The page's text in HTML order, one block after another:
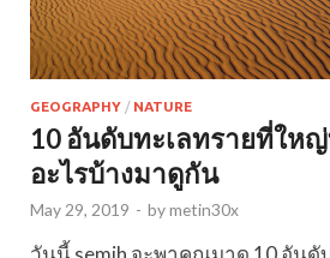
GEOGRAPHY / NATURE
10 อันดับทะเลทรายที่ให
อะไรบ้างมาดูกัน
May 29, 2019 - bymetin30x